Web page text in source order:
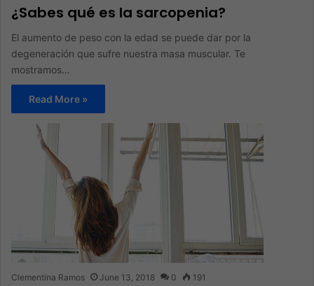
¿Sabes qué es la sarcopenia?
El aumento de peso con la edad se puede dar por la
degeneración que sufre nuestra masa muscular. Te
mostramos…
Read More »
Clementina Ramos June 13, 2018 0 191